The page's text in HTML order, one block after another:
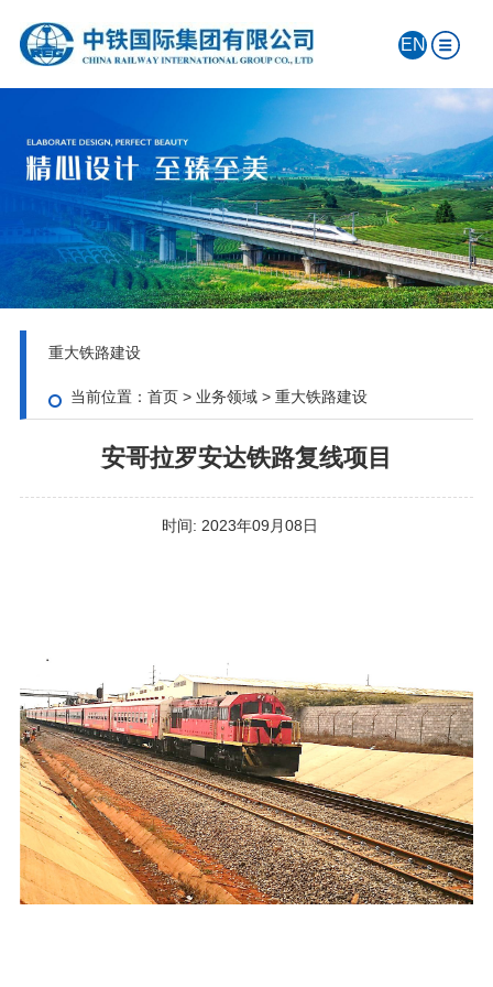
EN
重大铁路建设
当前位置： 首页> 业务领域> 重大铁路建设
安哥拉罗安达铁路复线项目
时间: 2023年09月08日